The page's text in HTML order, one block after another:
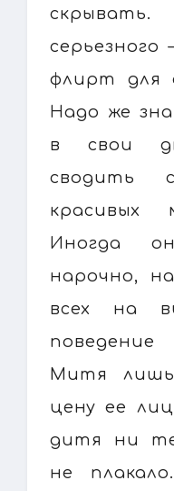
скрывать.
флирт для
Надо же
в свои
сводить
красивых
Иногда
нарочно,
всех на
Митя лишь
цену ее
дитя ни
не